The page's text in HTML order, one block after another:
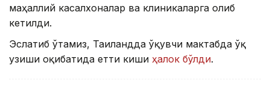
маҳаллий касалхоналар ва клиникаларга олиб
кетилди.
Эслатиб ўтамиз, Таиландда ўқувчи мактабда ўқ
узиши оқибатида етти киши ҳалок бўлди.